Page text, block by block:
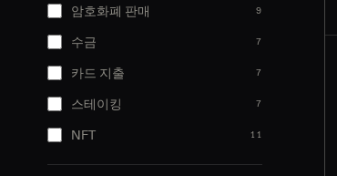
암호화폐 판매 9
수금 7
카드 지출 7
스테이킹 7
NFT 11